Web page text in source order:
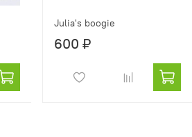
Julia's boogie
600 ₽